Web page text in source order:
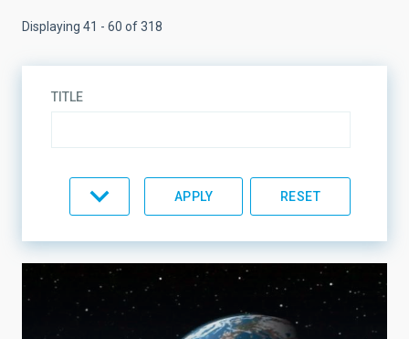
Displaying 41 - 60 of 318
TITLE
LINES OF RESEARCH